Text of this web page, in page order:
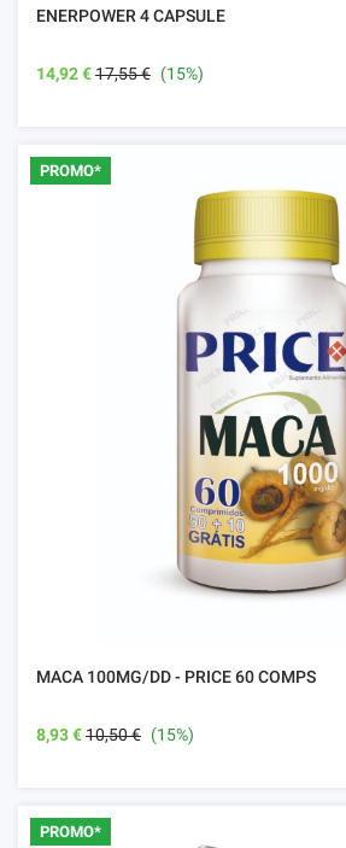
ENERPOWER 4 CAPSULE
14,92 €17,55 € (15%)
PROMO*
MACA 100MG/DD - PRICE 60 COMPS
8,93 €10,50 € (15%)
PROMO*